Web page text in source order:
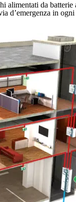
alimentati da
d’emergenza in